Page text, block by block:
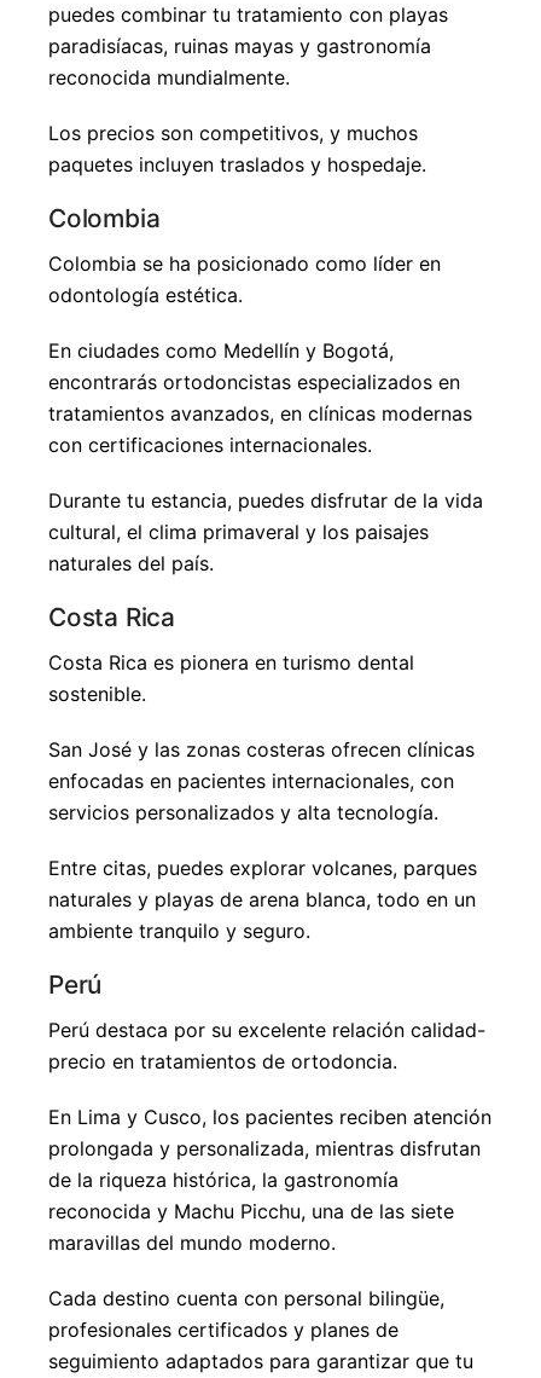
puedes combinar tu tratamiento con playas
paradisíacas, ruinas mayas y gastronomía
reconocida mundialmente.
Los precios son competitivos, y muchos
paquetes incluyen traslados y hospedaje.
Colombia
Colombia se ha posicionado como líder en
odontología estética.
En ciudades como Medellín y Bogotá,
encontrarás ortodoncistas especializados en
tratamientos avanzados, en clínicas modernas
con certificaciones internacionales.
Durante tu estancia, puedes disfrutar de la vida
cultural, el clima primaveral y los paisajes
naturales del país.
Costa Rica
Costa Rica es pionera en turismo dental
sostenible.
San José y las zonas costeras ofrecen clínicas
enfocadas en pacientes internacionales, con
servicios personalizados y alta tecnología.
Entre citas, puedes explorar volcanes, parques
naturales y playas de arena blanca, todo en un
ambiente tranquilo y seguro.
Perú
Perú destaca por su excelente relación calidad-
precio en tratamientos de ortodoncia.
En Lima y Cusco, los pacientes reciben atención
prolongada y personalizada, mientras disfrutan
de la riqueza histórica, la gastronomía
reconocida y Machu Picchu, una de las siete
maravillas del mundo moderno.
Cada destino cuenta con personal bilingüe,
profesionales certificados y planes de
seguimiento adaptados para garantizar que tu